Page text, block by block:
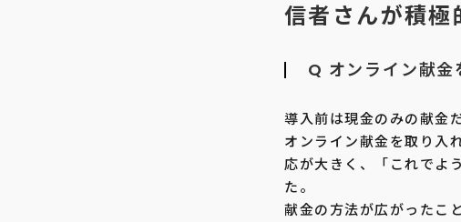
信者さんが積極
Q オンライン献金
導入前は現金のみの献金
オンライン献金を取り入
応が大きく、「これでよ
た。
献金の方法が広がったこ